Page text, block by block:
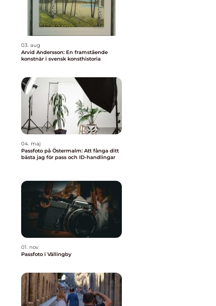
03. aug
Arvid Andersson: En framstående
konstnär i svensk konsthistoria
04. maj
Passfoto på Östermalm: Att fånga ditt
bästa jag för pass och ID-handlingar
01. nov
Passfoto i Vällingby